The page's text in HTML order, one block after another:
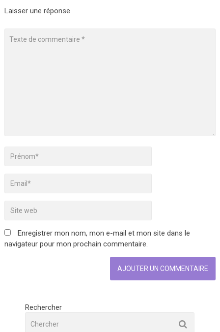
Laisser une réponse
Enregistrer mon nom, mon e-mail et mon site dans le
navigateur pour mon prochain commentaire.
Rechercher